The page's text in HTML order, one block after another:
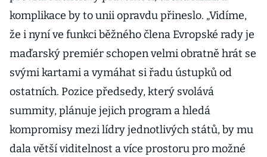
komplikace by to unii opravdu přineslo. „Vidíme,
že i nyní ve funkci běžného člena Evropské rady je
maďarský premiér schopen velmi obratně hrát se
svými kartami a vymáhat si řadu ústupků od
ostatních. Pozice předsedy, který svolává
summity, plánuje jejich program a hledá
kompromisy mezi lídry jednotlivých států, by mu
dala větší viditelnost a více prostoru pro možné